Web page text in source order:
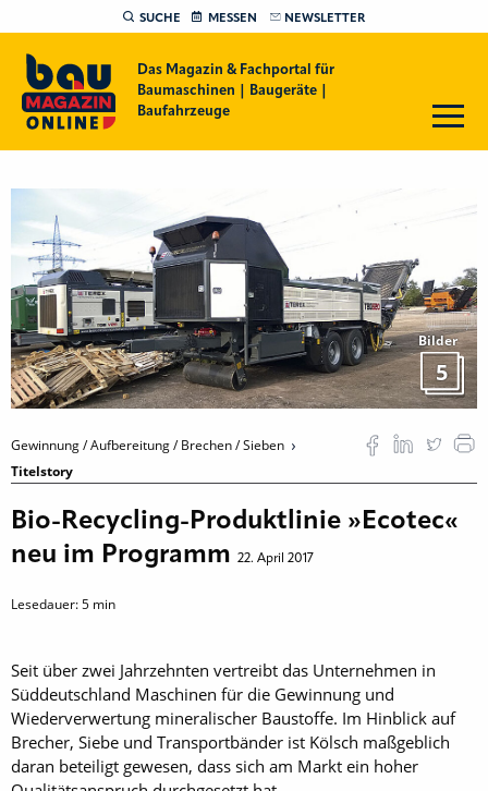
SUCHE MESSEN NEWSLETTER
Das Magazin & Fachportal für
Baumaschinen | Baugeräte |
Baufahrzeuge
Bilder
5
Gewinnung / Aufbereitung / Brechen / Sieben
Titelstory
Bio-Recycling-Produktlinie »Ecotec«
neu im Programm 22. April 2017
Lesedauer:5 min
Seit über zwei Jahrzehnten vertreibt das Unternehmen in
Süddeutschland Maschinen für die Gewinnung und
Wiederverwertung mineralischer Baustoffe. Im Hinblick auf
Brecher, Siebe und Transportbänder ist Kölsch maßgeblich
daran beteiligt gewesen, dass sich am Markt ein hoher